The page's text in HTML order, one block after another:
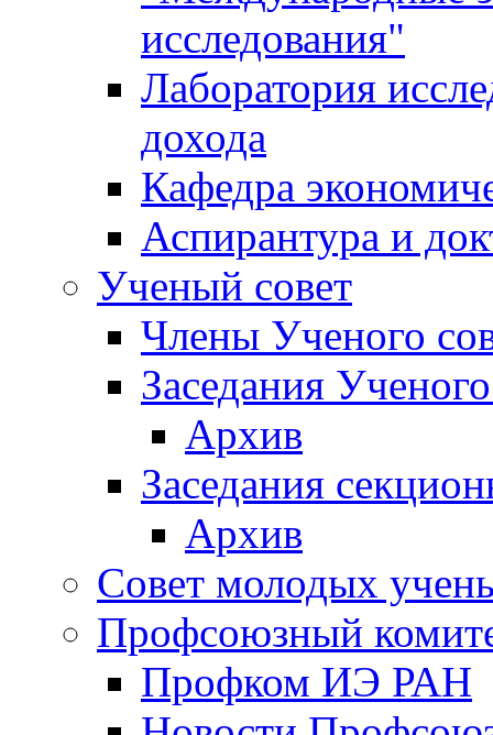
исследования"
Лаборатория
дохода
Кафедра
Аспирантура и
Ученый совет
Члены Ученого
Заседания
Архив
Заседания
Архив
Совет молодых
Профсоюзный
Профком ИЭ РАН